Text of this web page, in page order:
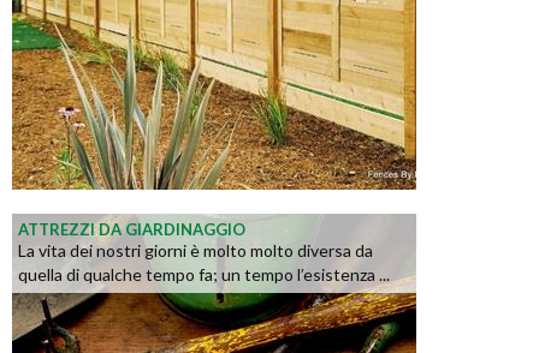
ATTREZZI DA GIARDINAGGIO
La vita dei nostri giorni è molto molto diversa da
quella di qualche tempo fa; un tempo l’esistenza ...